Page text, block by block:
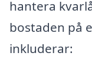
hantera
bostaden på
inkluderar: